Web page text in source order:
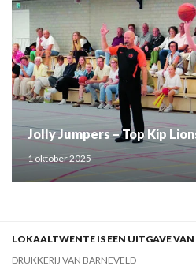
Jolly Jumpers – Top Kip
1 oktober 2025
LOKAALTWENTE IS EEN UITGAVE VAN
DRUKKERIJ VAN BARNEVELD